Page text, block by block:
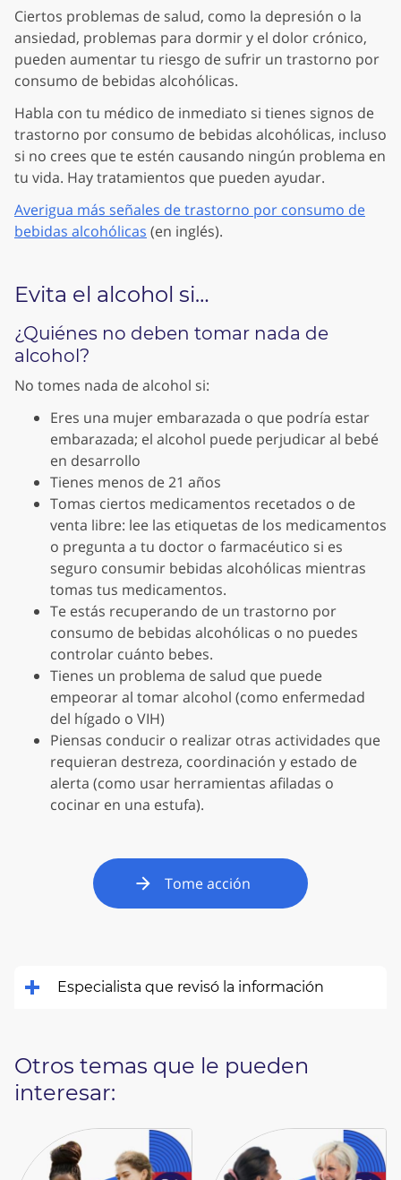
Ciertos problemas de salud, como la depresión o la
ansiedad, problemas para dormir y el dolor crónico,
pueden aumentar tu riesgo de sufrir un trastorno por
consumo de bebidas alcohólicas.
Habla con tu médico de inmediato si tienes signos de
trastorno por consumo de bebidas alcohólicas, incluso
si no crees que te estén causando ningún problema en
tu vida. Hay tratamientos que pueden ayudar.
Averigua más señales de trastorno por consumo de
bebidas alcohólicas (en inglés).
Evita el alcohol si…
¿Quiénes no deben tomar nada de
alcohol?
No tomes nada de alcohol si:
Eres una mujer embarazada o que podría estar
embarazada; el alcohol puede perjudicar al bebé
en desarrollo
Tienes menos de 21 años
Tomas ciertos medicamentos recetados o de
venta libre: lee las etiquetas de los medicamentos
o pregunta a tu doctor o farmacéutico si es
seguro consumir bebidas alcohólicas mientras
tomas tus medicamentos.
Te estás recuperando de un trastorno por
consumo de bebidas alcohólicas o no puedes
controlar cuánto bebes.
Tienes un problema de salud que puede
empeorar al tomar alcohol (como enfermedad
del hígado o VIH)
Piensas conducir o realizar otras actividades que
requieran destreza, coordinación y estado de
alerta (como usar herramientas afiladas o
cocinar en una estufa).
Tome acción
Especialista que revisó la información
Otros temas que le pueden
interesar: